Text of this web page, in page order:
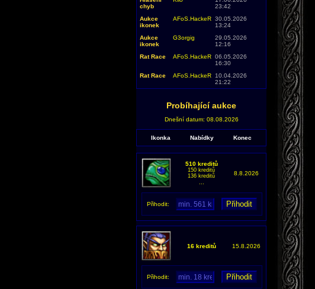
chyb
23:42
Aukce
ikonek
AFoS.HackeR 30.05.2026
13:24
Aukce
ikonek
G3orgig
29.05.2026
12:16
Rat Race
AFoS.HackeR 06.05.2026
16:30
Rat Race
AFoS.HackeR
10.04.2026
21:22
Probíhající aukce
Dnešní datum: 08.08.2026
Ikonka Nabídky Konec
510 kreditů
150 kreditů
136 kreditů
8.8.2026
Přihodit:
16 kreditů 15.8.2026
Přihodit: